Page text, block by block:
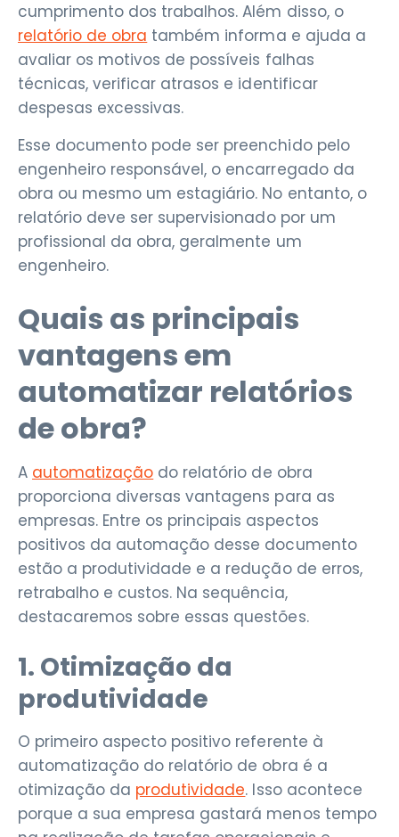
cumprimento dos trabalhos. Além disso, o
relatório de obra também informa e ajuda a
avaliar os motivos de possíveis falhas
técnicas, verificar atrasos e identificar
despesas excessivas.
Esse documento pode ser preenchido pelo
engenheiro responsável, o encarregado da
obra ou mesmo um estagiário. No entanto, o
relatório deve ser supervisionado por um
profissional da obra, geralmente um
engenheiro.
Quais as principais
vantagens em
automatizar relatórios
de obra?
A automatização do relatório de obra
proporciona diversas vantagens para as
empresas. Entre os principais aspectos
positivos da automação desse documento
estão a produtividade e a redução de erros,
retrabalho e custos. Na sequência,
destacaremos sobre essas questões.
1. Otimização da
produtividade
O primeiro aspecto positivo referente à
automatização do relatório de obra é a
otimização da produtividade. Isso acontece
porque a sua empresa gastará menos tempo